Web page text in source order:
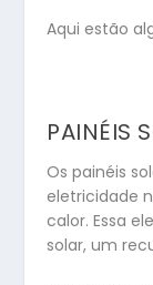
Aqui estão
PAINÉIS
Os painéis
eletricidade
calor. Essa
solar, um